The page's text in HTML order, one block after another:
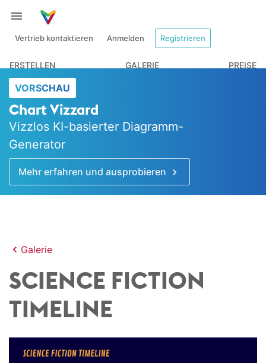
Vertrieb kontaktieren Anmelden Registrieren
ERSTELLEN GALERIE PREISE
VORSCHAU
Chart Vizzard
Vizzlos KI-basierter Diagramm-
Generator
Mehr erfahren und ausprobieren
Galerie
SCIENCE FICTION
TIMELINE